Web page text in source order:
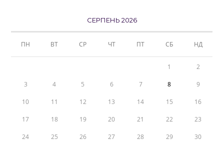
СЕРПЕНЬ 2026
ПН ВТ СР ЧТ ПТ СБ НД
1 2
3 4 5 6 7 8 9
10 11 12 13 14 15 16
17 18 19 20 21 22 23
24 25 26 27 28 29 30